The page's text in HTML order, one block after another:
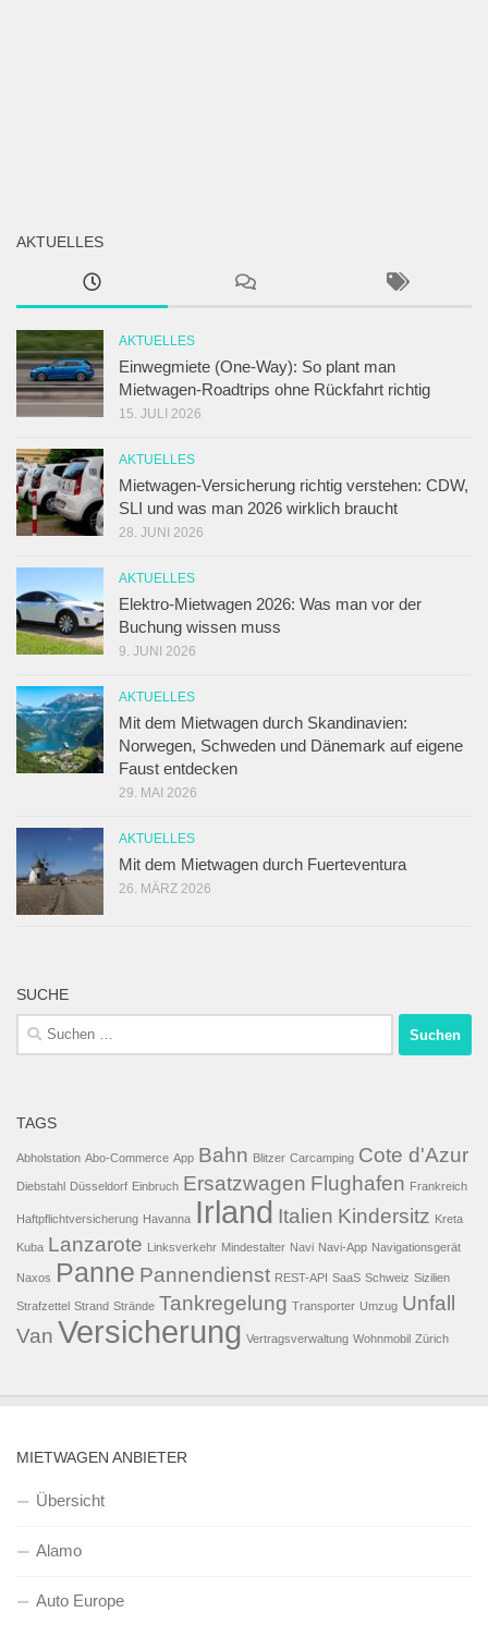
AKTUELLES
AKTUELLES
Einwegmiete (One-Way): So plant man
Mietwagen-Roadtrips ohne Rückfahrt richtig
15. JULI 2026
AKTUELLES
Mietwagen-Versicherung richtig verstehen: CDW,
SLI und was man 2026 wirklich braucht
28. JUNI 2026
AKTUELLES
Elektro-Mietwagen 2026: Was man vor der
Buchung wissen muss
9. JUNI 2026
AKTUELLES
Mit dem Mietwagen durch Skandinavien:
Norwegen, Schweden und Dänemark auf eigene
Faust entdecken
29. MAI 2026
AKTUELLES
Mit dem Mietwagen durch Fuerteventura
26. MÄRZ 2026
SUCHE
Suchen
nach:
TAGS
Abholstation Abo-Commerce App Bahn Blitzer Carcamping Cote d'Azur
Diebstahl Düsseldorf Einbruch Ersatzwagen Flughafen Frankreich
Haftpflichtversicherung Havanna Irland Italien Kindersitz Kreta
Kuba Lanzarote Linksverkehr Mindestalter Navi Navi-App Navigationsgerät
Naxos Panne Pannendienst REST-API SaaS Schweiz Sizilien
Strafzettel Strand Strände Tankregelung Transporter Umzug Unfall
Van Versicherung Vertragsverwaltung Wohnmobil Zürich
MIETWAGEN ANBIETER
Übersicht
Alamo
Auto Europe